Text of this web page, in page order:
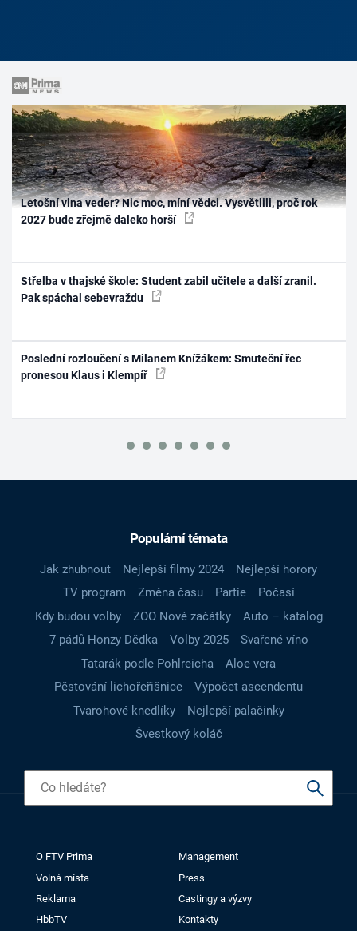
Letošní vlna veder? Nic moc, míní vědci. Vysvětlili, proč rok
2027 bude zřejmě daleko horší
Střelba v thajské škole: Student zabil učitele a další zranil.
Pak spáchal sebevraždu
Poslední rozloučení s Milanem Knížákem: Smuteční řec
pronesou Klaus i Klempíř
Populární témata
Jak zhubnout Nejlepší filmy 2024
Nejlepší horory
TV program
Změna času Partie
Počasí
Kdy budou volby
ZOO Nové začátky
Auto – katalog
7 pádů Honzy Dědka
Volby 2025
Svařené víno
Tatarák podle Pohlreicha
Aloe vera
Pěstování lichořeřišnice
Výpočet ascendentu
Tvarohové knedlíky
Nejlepší palačinky
Švestkový koláč
O FTV Prima
Management
Volná místa
Press
Reklama
Castingy a výzvy
HbbTV
Kontakty